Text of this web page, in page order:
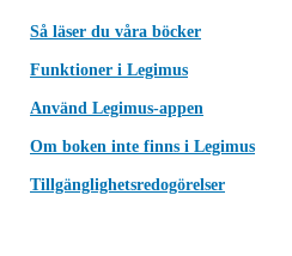
Så läser du våra böcker
Funktioner i Legimus
Använd Legimus-appen
Om boken inte finns i Legimus
Tillgänglighetsredogörelser